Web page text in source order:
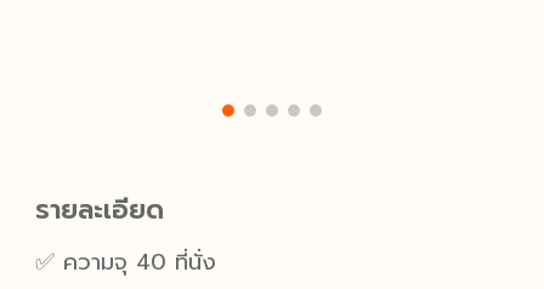
รายละเอียด
✅ ความจุ 40 ที่นั่ง